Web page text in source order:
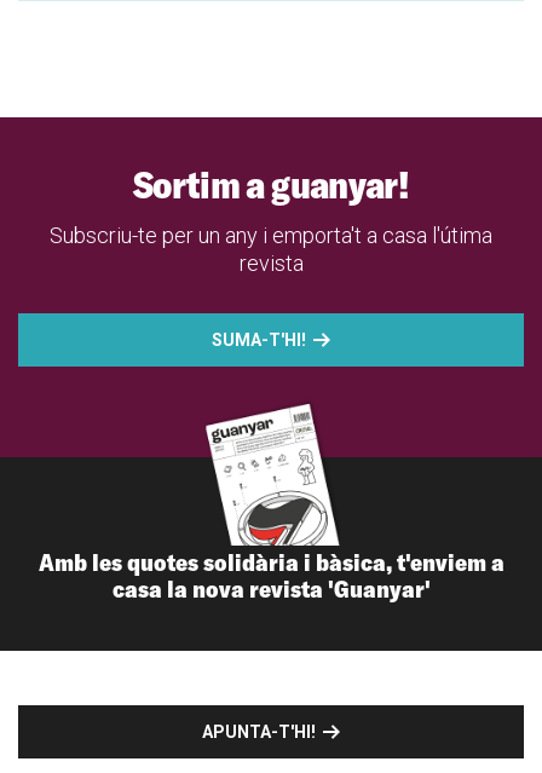
Sortim a guanyar!
Subscriu-te per un any i emporta't a casa l'útima
revista
SUMA-T'HI!
Amb les quotes solidària i bàsica, t'enviem a
casa la nova revista 'Guanyar'
APUNTA-T'HI!